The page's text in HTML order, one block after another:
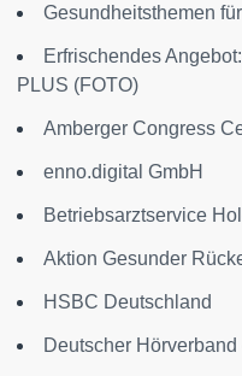
Gesundheitsthemen
Erfrischendes
PLUS (FOTO)
Amberger Congress
enno.digital GmbH
Betriebsarztservice
Aktion Gesunder
HSBC Deutschland
Deutscher Hörverband